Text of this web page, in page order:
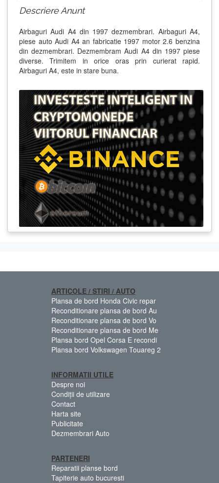
Descriere Anunt
Airbaguri Audi A4 din 1997 dezmembrari. Airbaguri A4,
piese auto Audi A4 an fabricatie 1997 motor 2.6 benzina
din dezmembrari. Dezmembram Audi A4 din 1997 piese
diverse. Trimitem in orice oras prin curierat rapid.
Airbaguri A4, este in stare buna.
ARTICOLE / STIRI / AUTO
Plansa de bord Honda Civic repar
Reconditionare plansa de bord Au
Reconditionare plansa de bord Vo
Reconditionare plansa de bord Me
Plansa bord Opel Corsa E recondi
Plansa bord Volkswagen Touareg 2
INFORMATII UTILE
Despre noi
Condiții de utilizare
Contact
Harta site
Publicitate
Dezmembrari Auto
PARTENERI
Reparatii planse bord
Tapiterie auto bucuresti